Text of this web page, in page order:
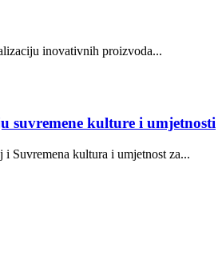
inovativnih proizvoda...
suvremene kulture i umjetnosti
Suvremena kultura i umjetnost za...